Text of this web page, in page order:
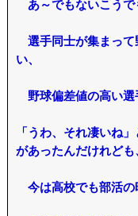
あ～でもないこうで
選手同士が集まって
い、
野球偏差値の高い選
「うわ、それ凄いね
があったんだけれども
今は高校でも部活の